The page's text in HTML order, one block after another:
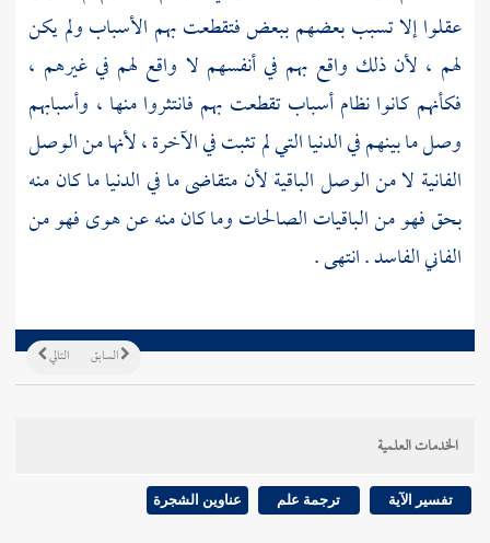
عقلوا إلا تسبب بعضهم ببعض فتقطعت بهم الأسباب ولم يكن
لهم ، لأن ذلك واقع بهم في أنفسهم لا واقع لهم في غيرهم ،
فكأنهم كانوا نظام أسباب تقطعت بهم فانتثروا منها ، وأسبابهم
وصل ما بينهم في الدنيا التي لم تثبت في الآخرة ، لأنها من الوصل
الفانية لا من الوصل الباقية لأن متقاضى ما في الدنيا ما كان منه
بحق فهو من الباقيات الصالحات وما كان منه عن هوى فهو من
الفاني الفاسد . انتهى .
التالي السابق
الخدمات العلمية
تفسير الآية ترجمة علم عناوين الشجرة